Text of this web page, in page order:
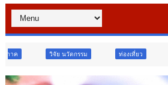
รรม ท่องเที่ยว ภูมิภาค